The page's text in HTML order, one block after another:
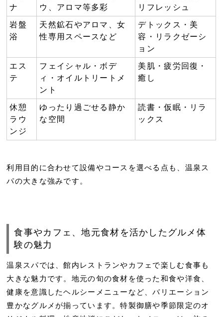
ナ
ウ、アロマ等多彩
リフレッシュ
岩盤
浴
天然鉱石やアロマ、女
性専用スペースなど
デトックス・美
容・リラクゼーシ
ョン
エス
テ
フェイシャル・ボデ
ィ・オイルトリートメ
ント
美肌・疲労回復・
癒し
休憩
ラウ
ンジ
ゆったり過ごせる静か
な空間
読書・仮眠・リラ
ックス
利用目的に合わせて設備やコースを選べる点も、温泉ス
パの大きな強みです。
食事やカフェ、地元食材を活かしたグルメ体
験の魅力
温泉スパでは、館内レストランやカフェで楽しむ食事も
大きな魅力です。地元の旬の食材を使った和食や洋食、
健康を意識したヘルシーメニューなど、バリエーション
豊かなグルメが揃っています。特製御膳や季節限定のオ